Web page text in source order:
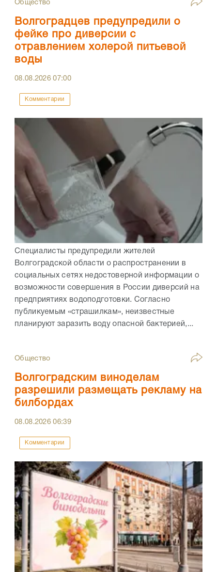
Общество
Волгоградцев предупредили о
фейке про диверсии с
отравлением холерой питьевой
воды
08.08.202607:00
Комментарии
Специалисты предупредили жителей
Волгоградской области о распространении в
социальных сетях недостоверной информации о
возможности совершения в России диверсий на
предприятиях водоподготовки. Согласно
публикуемым «страшилкам», неизвестные
планируют заразить воду опасной бактерией,...
Общество
Волгоградским виноделам
разрешили размещать рекламу на
билбордах
08.08.202606:39
Комментарии